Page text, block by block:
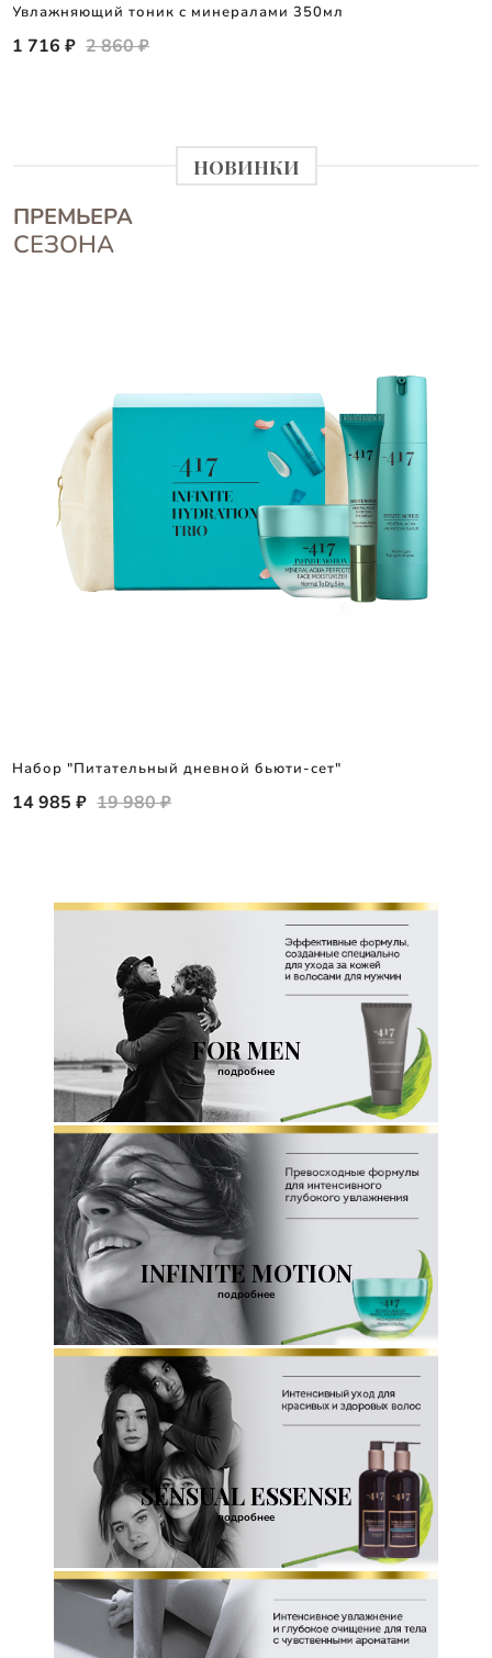
Увлажняющий тоник с минералами 350мл
1 716 ₽ 2 860 ₽
НОВИНКИ
ПРЕМЬЕРА
СЕЗОНА
Набор "Питательный дневной бьюти-сет"
14 985 ₽ 19 980 ₽
FOR MEN
подробнее
INFINITE MOTION
подробнее
SENSUAL ESSENSE
подробнее